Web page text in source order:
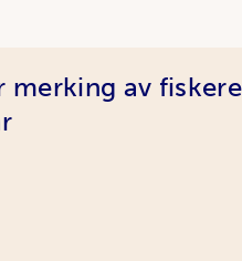
merking av